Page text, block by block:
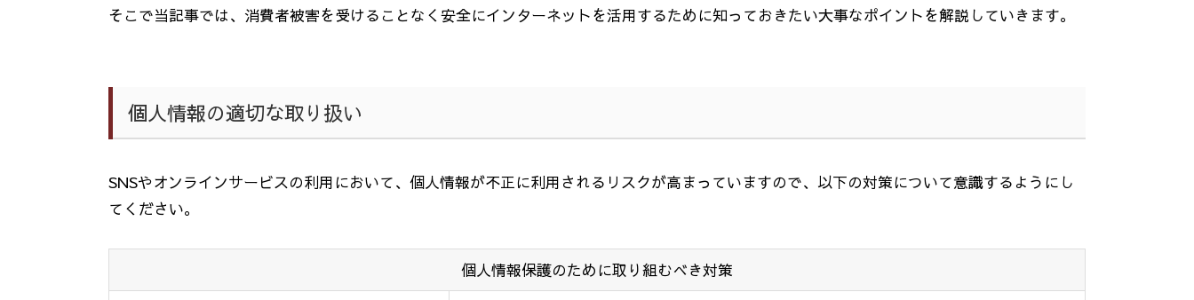
そこで当記事では、消費者被害を受けることなく安全にインターネットを活用するために知っておきたい大事なポイントを解説していきます。
個人情報の適切な取り扱い
SNSやオンラインサービスの利用において、個人情報が不正に利用されるリスクが高まっていますので、以下の対策について意識するようにし
てください。
個人情報保護のために取り組むべき対策